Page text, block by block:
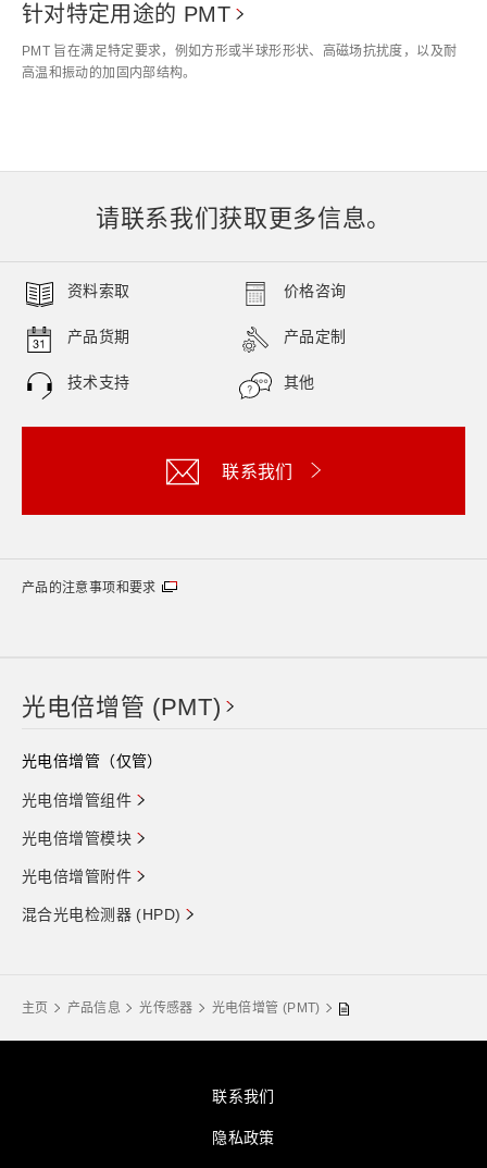
针对特定用途的 PMT
PMT 旨在满足特定要求，例如方形或半球形形状、高磁场抗扰度，以及耐
高温和振动的加固内部结构。
请联系我们获取更多信息。
资料索取 价格咨询
产品货期 产品定制
技术支持 其他
联系我们
产品的注意事项和要求
光电倍增管 (PMT)
光电倍增管（仅管）
光电倍增管组件
光电倍增管模块
光电倍增管附件
混合光电检测器 (HPD)
主页 产品信息 光传感器 光电倍增管 (PMT)
联系我们
隐私政策